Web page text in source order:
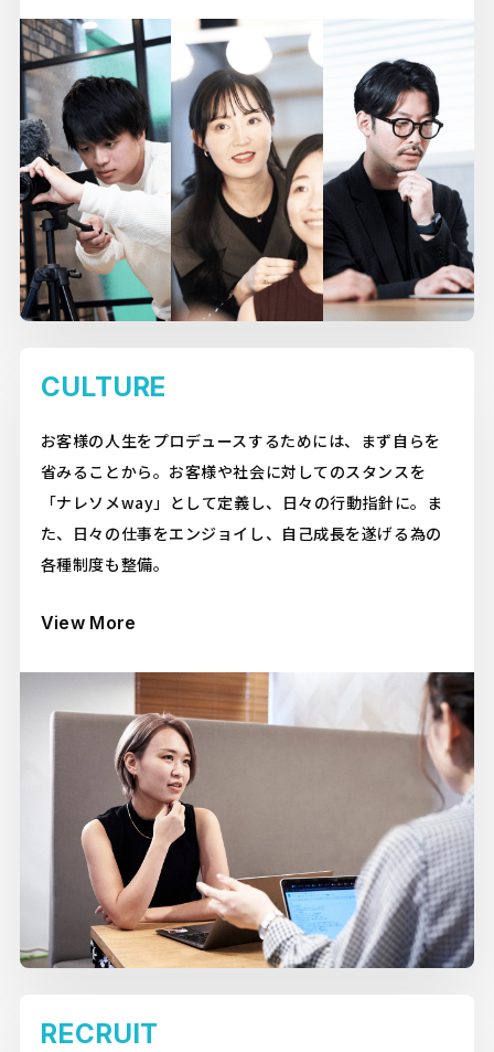
CULTURE
お客様の人生をプロデュースするためには、まず自らを
省みることから。お客様や社会に対してのスタンスを
「ナレソメway」として定義し、日々の行動指針に。ま
た、日々の仕事をエンジョイし、自己成長を遂げる為の
各種制度も整備。
View More
RECRUIT